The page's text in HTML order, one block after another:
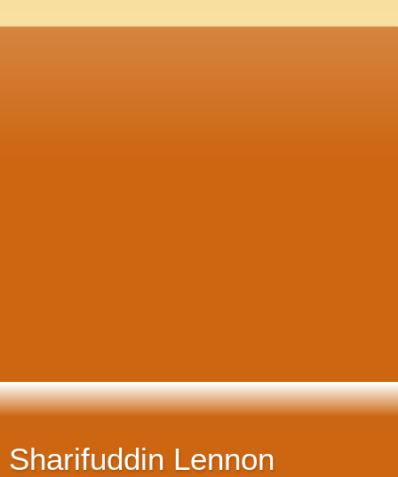
Sharifuddin Lennon